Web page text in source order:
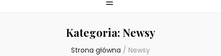
Kategoria: Newsy
Strona główna / Newsy